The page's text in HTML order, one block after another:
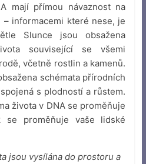
mají přímou návaznost na
– informacemi které nese, je
Slunce jsou obsažena
související se všemi
včetně rostlin a kamenů.
schémata přírodních
s plodností a růstem.
života v DNA se proměňuje
proměňuje vaše lidské
jsou vysílána do prostoru a